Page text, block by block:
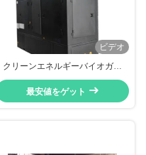
ビデオ
クリーンエネルギーバイオガス
CHP、コージェネレーションシス
テム130KW 3相 CE承認
最安値をゲット